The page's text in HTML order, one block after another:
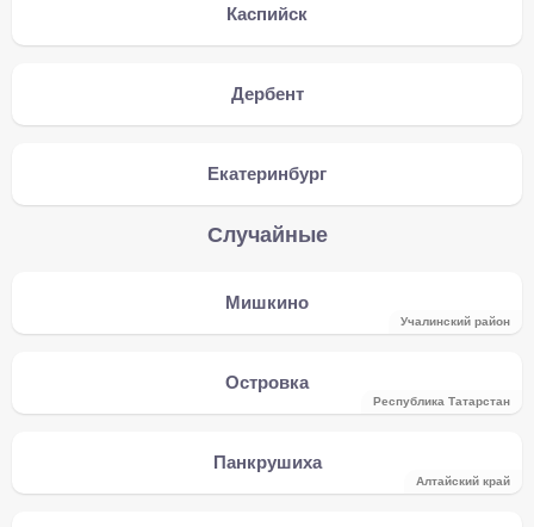
Каспийск
Дербент
Екатеринбург
Случайные
Мишкино
Учалинский район
Островка
Республика Татарстан
Панкрушиха
Алтайский край